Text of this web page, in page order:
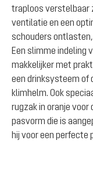
traploos verstelbaar
ventilatie en een
schouders
Een slimme indeling
makkelijker met
een drinksysteem of
klimhelm. Ook
rugzak in oranje voor
pasvorm die is
hij voor een perfecte